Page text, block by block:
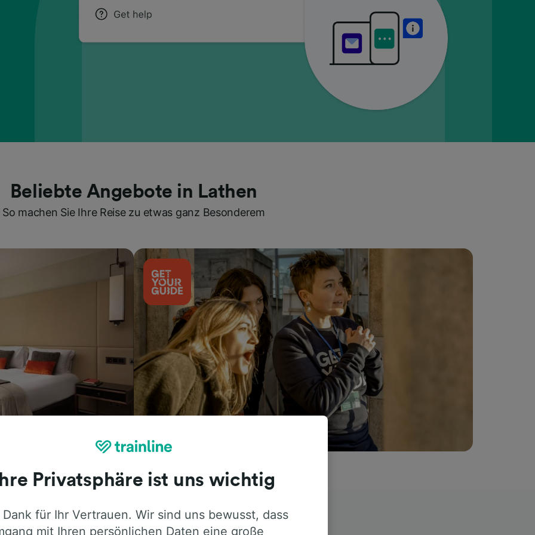
Beliebte Angebote in Lathen
So machen Sie Ihre Reise zu etwas ganz Besonderem
ehrliche Meinung von Trainline-Nutzern
Ihre Privatsphäre ist uns wichtig
für Ihr Vertrauen. Wir sind uns bewusst, dass
mit Ihren persönlichen Daten eine große